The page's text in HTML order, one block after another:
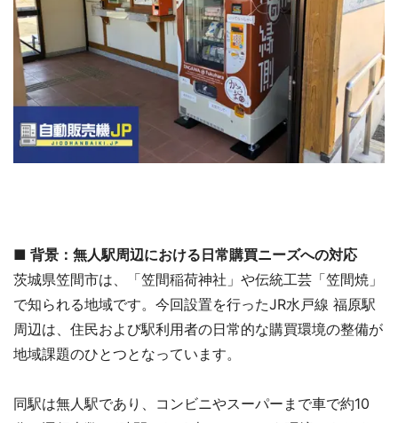
■ 背景：無人駅周辺における日常購買ニーズへの対応
茨城県笠間市は、「笠間稲荷神社」や伝統工芸「笠間焼」
で知られる地域です。今回設置を行ったJR水戸線 福原駅
周辺は、住民および駅利用者の日常的な購買環境の整備が
地域課題のひとつとなっています。
同駅は無人駅であり、コンビニやスーパーまで車で約10